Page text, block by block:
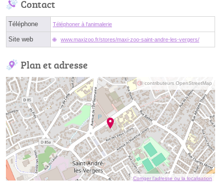
Contact
Téléphone Téléphoner à l'animalerie
Site web www.maxizoo.fr/stores/maxi-zoo-saint-andre-les-vergers/
Plan et adresse
© contributeurs OpenStreetMap
Corriger l’adresse ou la localisation